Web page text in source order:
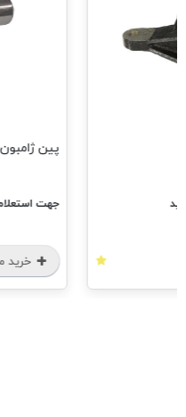
جهت استعلام قیمت تماس بگیرید
خرید محصول